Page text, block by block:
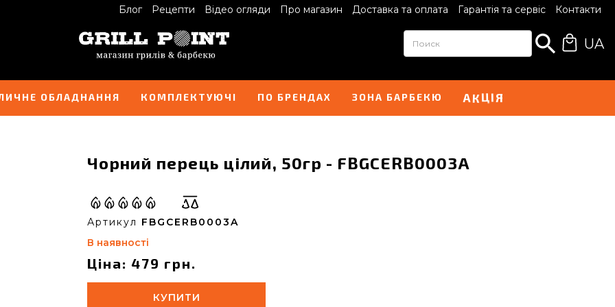
Блог Рецепти Відео огляди Про магазин Доставка та оплата Гарантія та сервіс Контакти
UA
ОБЛАДНАННЯ КОМПЛЕКТУЮЧІ ПО БРЕНДАХ ЗОНА БАРБЕКЮ АКЦІЯ
Чорний перець цілий, 50гр - FBGCERB0003A
Артикул FBGCERB0003A
В наявності
Ціна: 479 грн.
КУПИТИ